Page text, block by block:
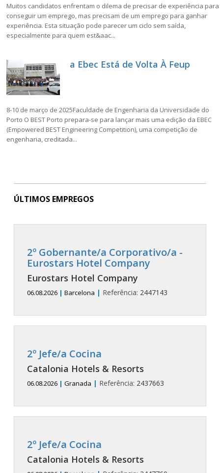
Muitos candidatos enfrentam o dilema de precisar de experiência para
conseguir um emprego, mas precisam de um emprego para ganhar
experiência. Esta situação pode parecer um ciclo sem saída,
especialmente para quem est&aac...
a Ebec Está de Volta À Feup
8-10 de março de 2025Faculdade de Engenharia da Universidade do
Porto O BEST Porto prepara-se para lançar mais uma edição da EBEC
(Empowered BEST Engineering Competition), uma competição de
engenharia, creditada...
ÚLTIMOS EMPREGOS
2º Gobernante/a Corporativo/a -
Eurostars Hotel Company
Eurostars Hotel Company
06.08.2026 | Barcelona | Referência: 2447143
2º Jefe/a Cocina
Catalonia Hotels & Resorts
06.08.2026 | Granada | Referência: 2437663
2º Jefe/a Cocina
Catalonia Hotels & Resorts